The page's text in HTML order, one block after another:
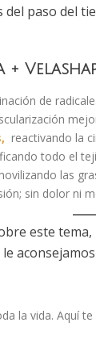
paso del
de
reactivando la
todo el
las
sin dolor ni
este